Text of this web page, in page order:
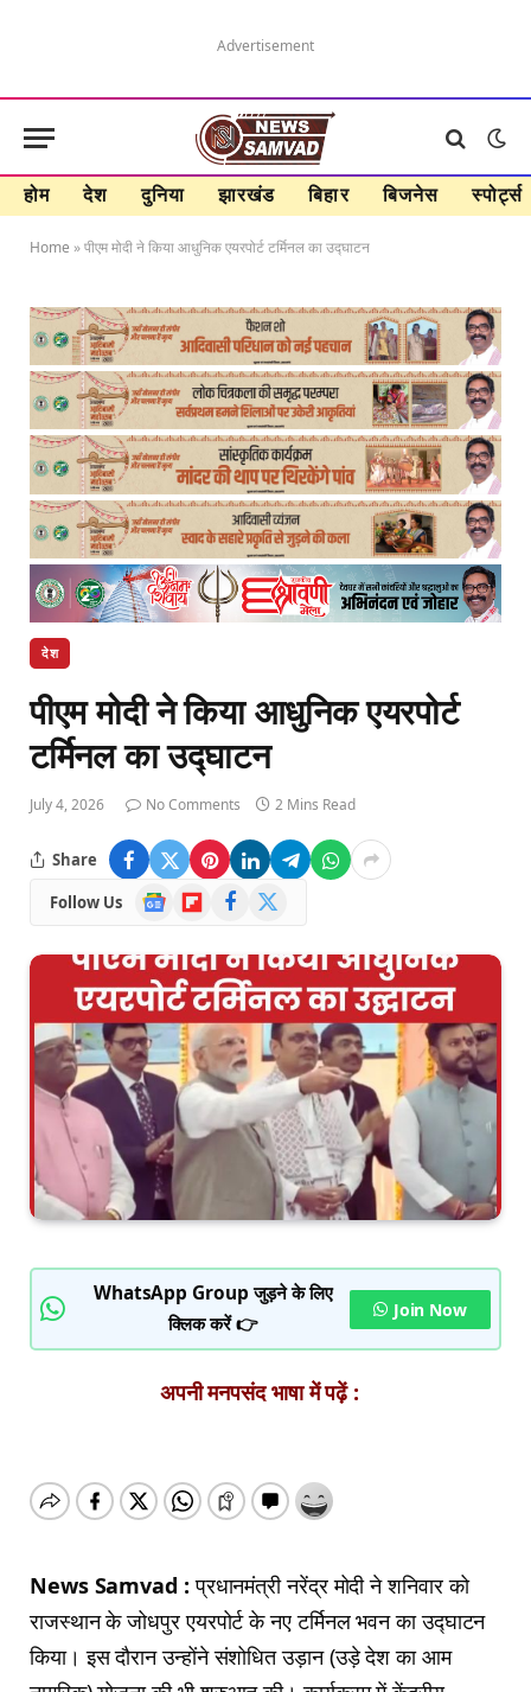
Advertisement
होम देश दुनिया झारखंड बिहार बिजनेस स्पोर्ट्स
Home »पीएम मोदी ने किया आधुनिक एयरपोर्ट टर्मिनल का उद्घाटन
देश
पीएम मोदी ने किया आधुनिक एयरपोर्ट
टर्मिनल का उद्घाटन
July 4, 2026 No Comments 2 Mins Read
Share
Follow Us
Google
News
FlipboardFacebook
WhatsApp Group जुड़ने के लिए
क्लिक करें 👉
Join Now
अपनी मनपसंद भाषा में पढ़ें :
News Samvad : प्रधानमंत्री नरेंद्र मोदी ने शनिवार को
राजस्थान के जोधपुर एयरपोर्ट के नए टर्मिनल भवन का उद्घाटन
किया। इस दौरान उन्होंने संशोधित उड़ान (उड़े देश का आम